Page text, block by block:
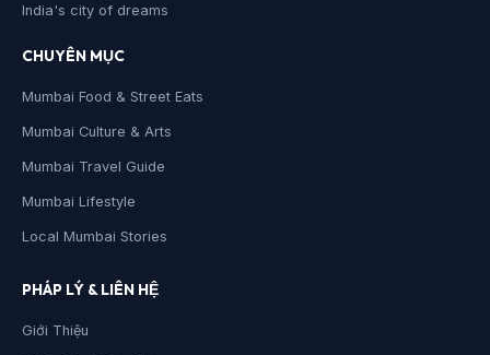
India's city of dreams
CHUYÊN MỤC
Mumbai Food & Street Eats
Mumbai Culture & Arts
Mumbai Travel Guide
Mumbai Lifestyle
Local Mumbai Stories
PHÁP LÝ & LIÊN HỆ
Giới Thiệu